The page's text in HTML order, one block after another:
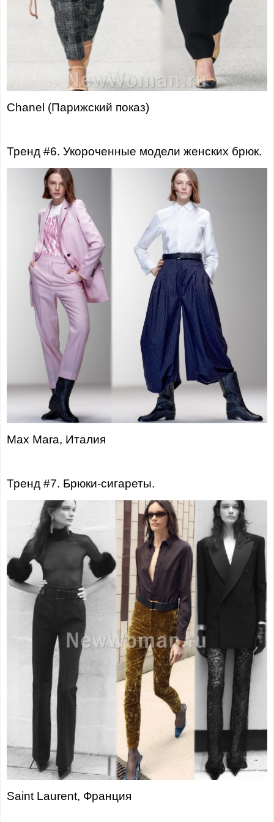
Chanel (Парижский показ)
Тренд #6. Укороченные модели женских брюк.
Max Mara, Италия
Тренд #7. Брюки-сигареты.
Saint Laurent, Франция